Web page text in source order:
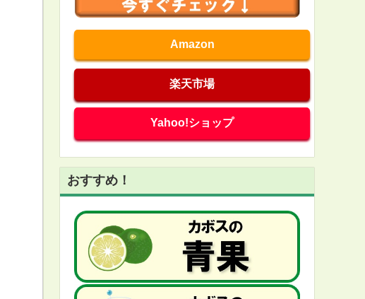
Amazon
楽天市場
Yahoo!ショップ
おすすめ！